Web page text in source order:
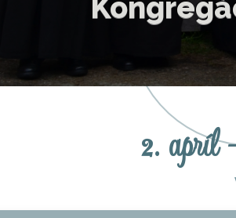
2. apríl